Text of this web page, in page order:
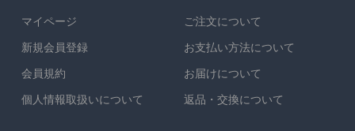
マイページ
新規会員登録
会員規約
個人情報取扱いについて
ご注文について
お支払い方法について
お届けについて
返品・交換について